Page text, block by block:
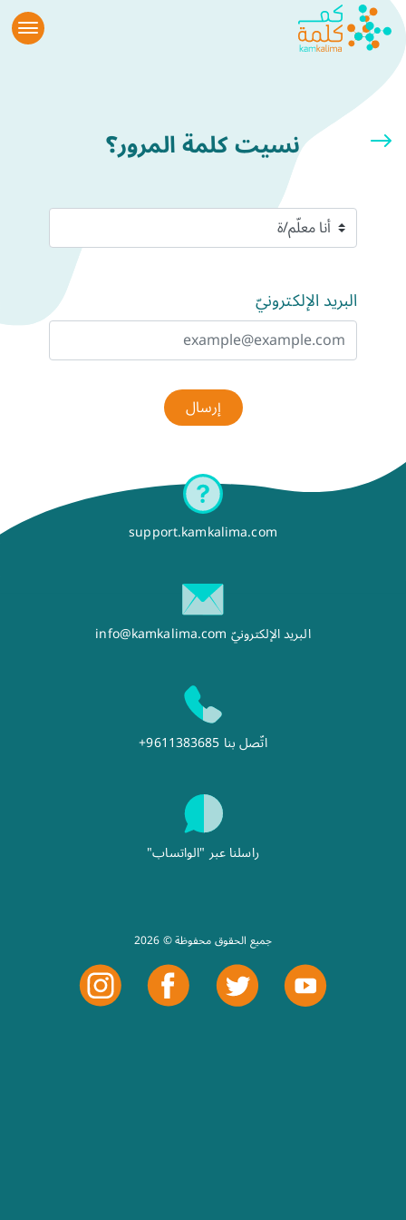
نسيت كلمة المرور؟
البريد الإلكترونيّ
إرسال
support.kamkalima.com
البريد الإلكترونيّ info@kamkalima.com
اتّصل بنا +9611383685
راسلنا عبر "الواتساب"
2026 © جميع الحقوق محفوظة